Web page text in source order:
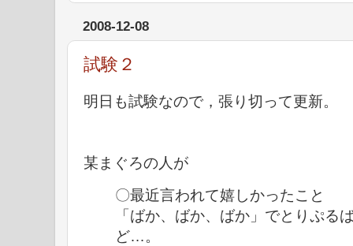
2008-12-08
試験２
明日も試験なので，張り切って更新。
某まぐろの人が
〇最近言われて嬉しかったこと
「ばか、ばか、ばか」でとりぷる
ど…。